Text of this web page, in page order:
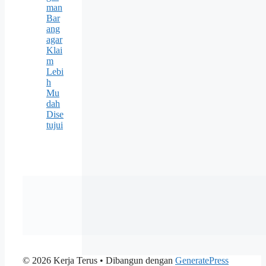
man
Bar
ang
agar
Klai
m
Lebi
h
Mu
dah
Dise
tujui
© 2026 Kerja Terus • Dibangun dengan GeneratePress